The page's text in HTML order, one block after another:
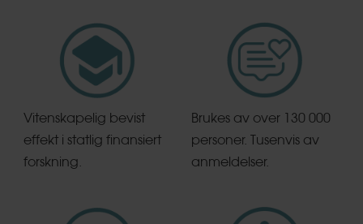
Vitenskapelig bevist
effekt i statlig finansiert
forskning.
Brukes av over 130 000
personer. Tusenvis av
anmeldelser.